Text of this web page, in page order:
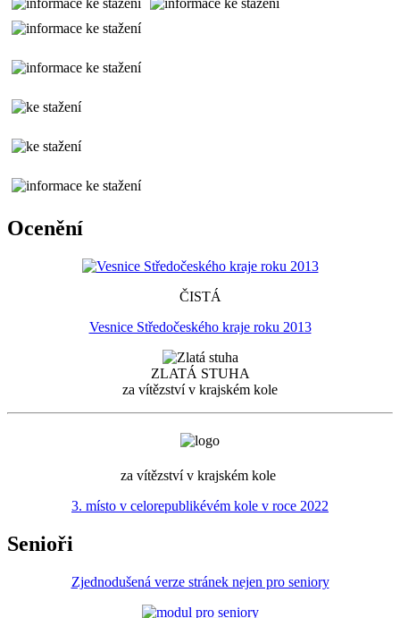
Ocenění
ČISTÁ
Vesnice Středočeského kraje roku 2013
ZLATÁ STUHA
za vítězství v krajském kole
za vítězství v krajském kole
3. místo v celorepublikévém kole v roce 2022
Senioři
Zjednodušená verze stránek nejen pro seniory